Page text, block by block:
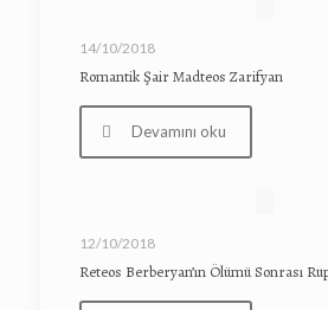
14/10/2018
Romantik Şair Madteos Zarifyan
Devamını oku
12/10/2018
Reteos Berberyan’ın Ölümü Sonrası